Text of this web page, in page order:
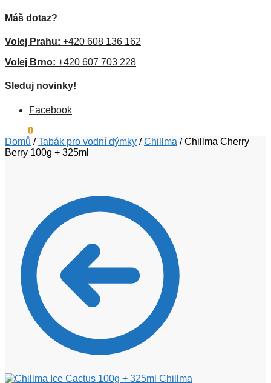
Máš dotaz?
Volej Prahu: +420 608 136 162
Volej Brno: +420 607 703 228
Sleduj novinky!
Facebook
0
Domů /Tabák pro vodní dýmky /Chillma /Chillma Cherry
Berry 100g + 325ml
Chillma